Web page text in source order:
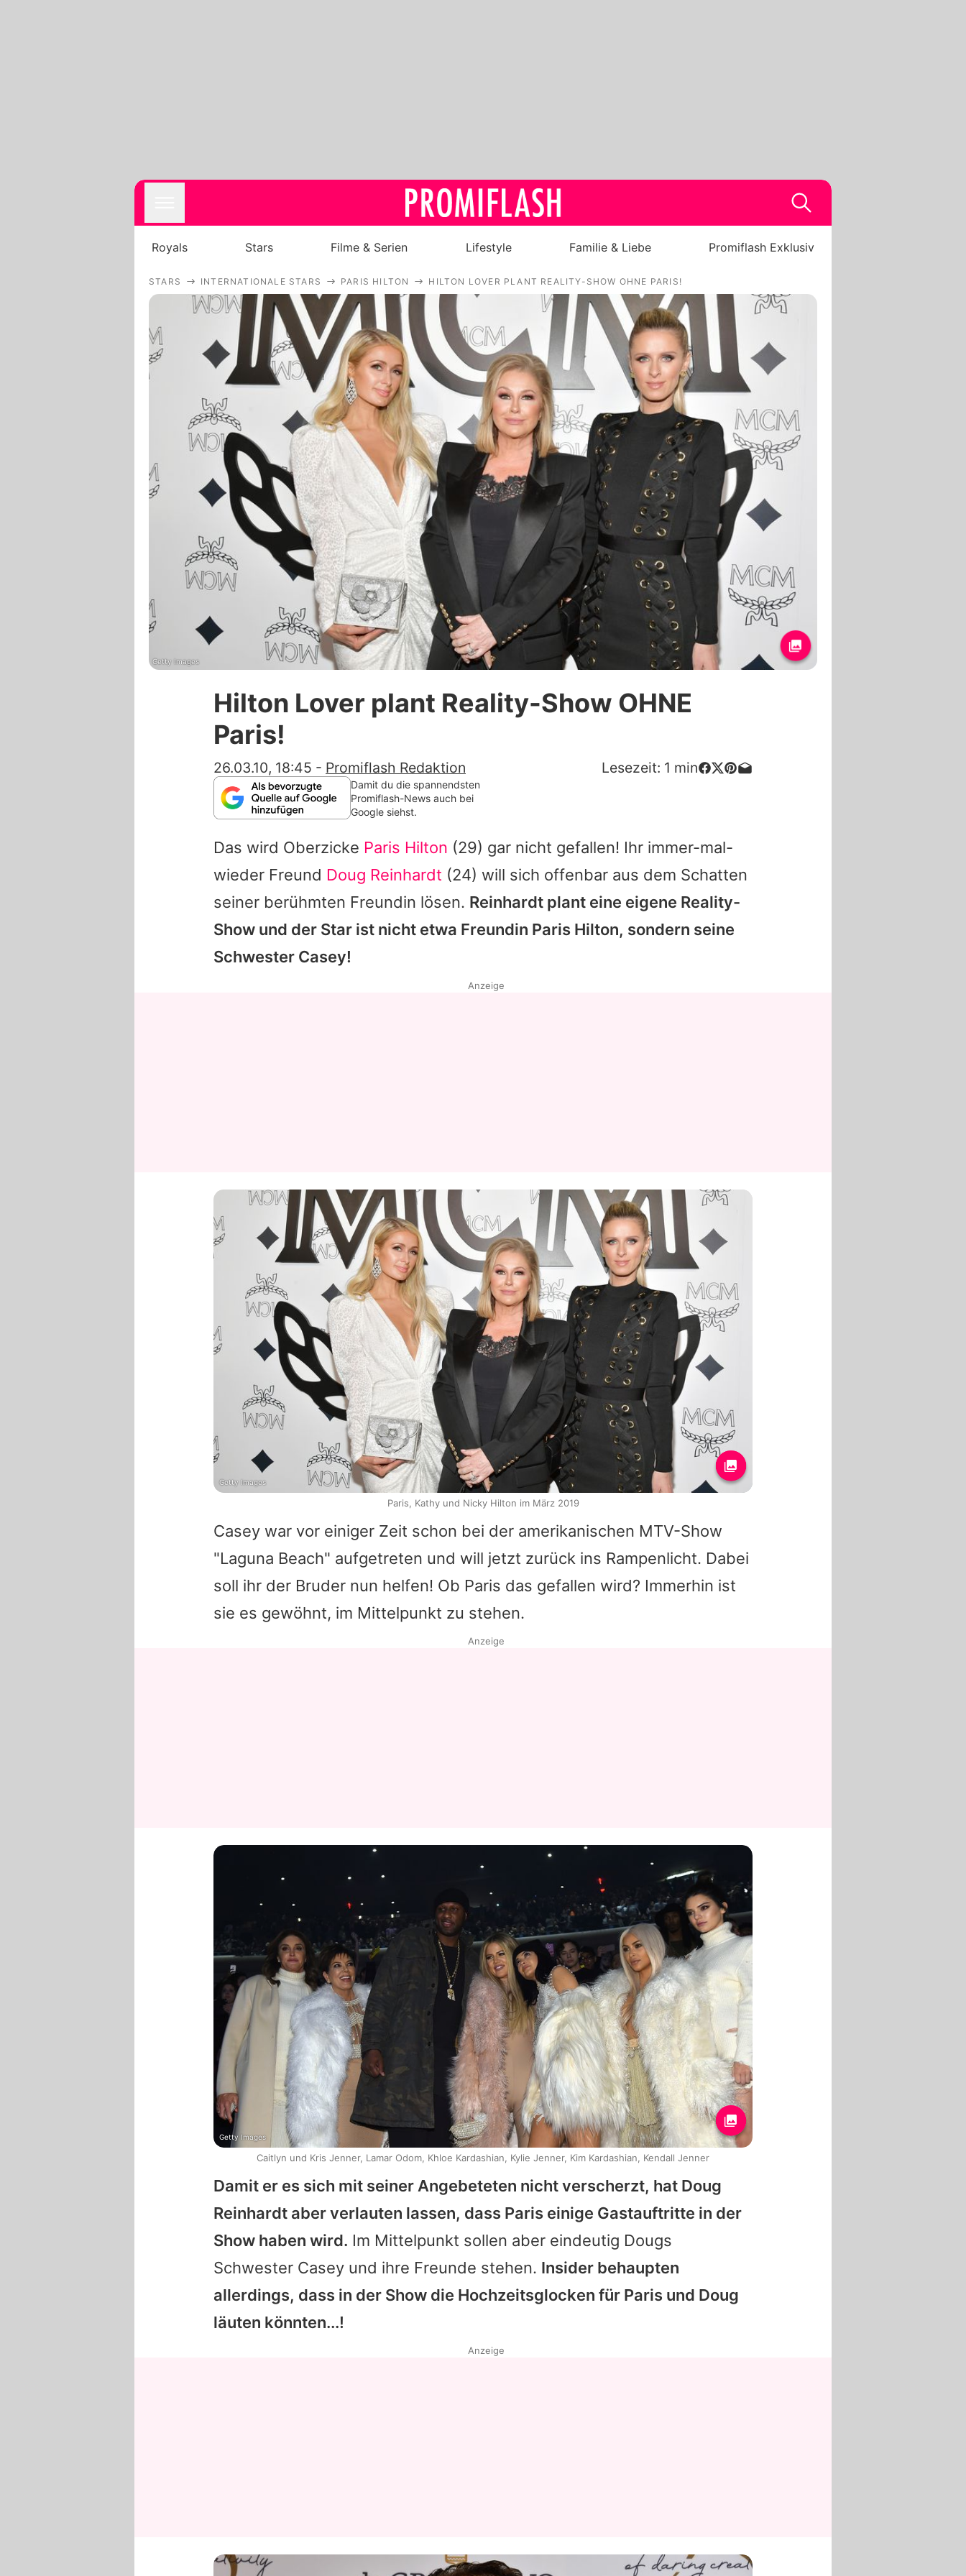
Royals
Filme & Serien
Lifestyle
Familie & Liebe
Promiflash Exklusiv
Alle Themen auf Promiflash
Jobs
App runterladen
Redaktionelle Richtlinien
Impressum
Datenschutzerklärung
Nutzungsbedingungen
Royals Stars Filme & Serien Lifestyle Familie & Liebe Promiflash Exklusiv
STARS INTERNATIONALE STARS PARIS HILTON HILTON LOVER PLANT REALITY-SHOW OHNE PARIS!
Getty Images
Hilton Lover plant Reality-Show OHNE
Paris!
26.03.10, 18:45 - Promiflash Redaktion Lesezeit: 1 min
Damit du die spannendsten
Promiflash-News auch bei
Google siehst.
Das wird Oberzicke Paris Hilton (29) gar nicht gefallen! Ihr immer-mal-
wieder Freund Doug Reinhardt (24) will sich offenbar aus dem Schatten
seiner berühmten Freundin lösen. Reinhardt plant eine eigene Reality-
Show und der Star ist nicht etwa Freundin Paris Hilton, sondern seine
Schwester Casey!
Casey war vor einiger Zeit schon bei der amerikanischen MTV-Show
"Laguna Beach" aufgetreten und will jetzt zurück ins Rampenlicht. Dabei
soll ihr der Bruder nun helfen! Ob Paris das gefallen wird? Immerhin ist
sie es gewöhnt, im Mittelpunkt zu stehen.
Damit er es sich mit seiner Angebeteten nicht verscherzt, hat Doug
Reinhardt aber verlauten lassen, dass Paris einige Gastauftritte in der
Show haben wird. Im Mittelpunkt sollen aber eindeutig Dougs
Schwester Casey und ihre Freunde stehen. Insider behaupten
allerdings, dass in der Show die Hochzeitsglocken für Paris und Doug
läuten könnten...!
Anzeige
Getty Images
Paris, Kathy und Nicky Hilton im März 2019
Anzeige
Getty Images
Caitlyn und Kris Jenner, Lamar Odom, Khloe Kardashian, Kylie Jenner, Kim Kardashian, Kendall Jenner
Anzeige